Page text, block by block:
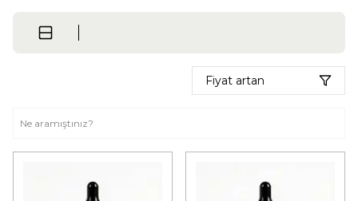
Fiyat artan